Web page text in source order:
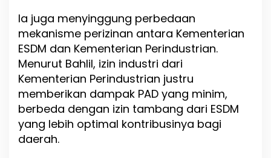
Ia juga menyinggung perbedaan
mekanisme perizinan antara Kementerian
ESDM dan Kementerian Perindustrian.
Menurut Bahlil, izin industri dari
Kementerian Perindustrian justru
memberikan dampak PAD yang minim,
berbeda dengan izin tambang dari ESDM
yang lebih optimal kontribusinya bagi
daerah.